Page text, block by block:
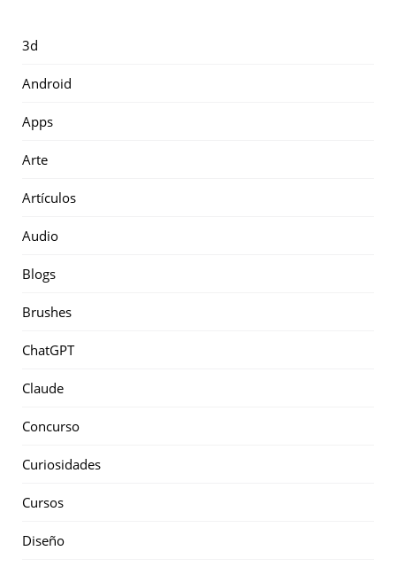
3d
Android
Apps
Arte
Artículos
Audio
Blogs
Brushes
ChatGPT
Claude
Concurso
Curiosidades
Cursos
Diseño